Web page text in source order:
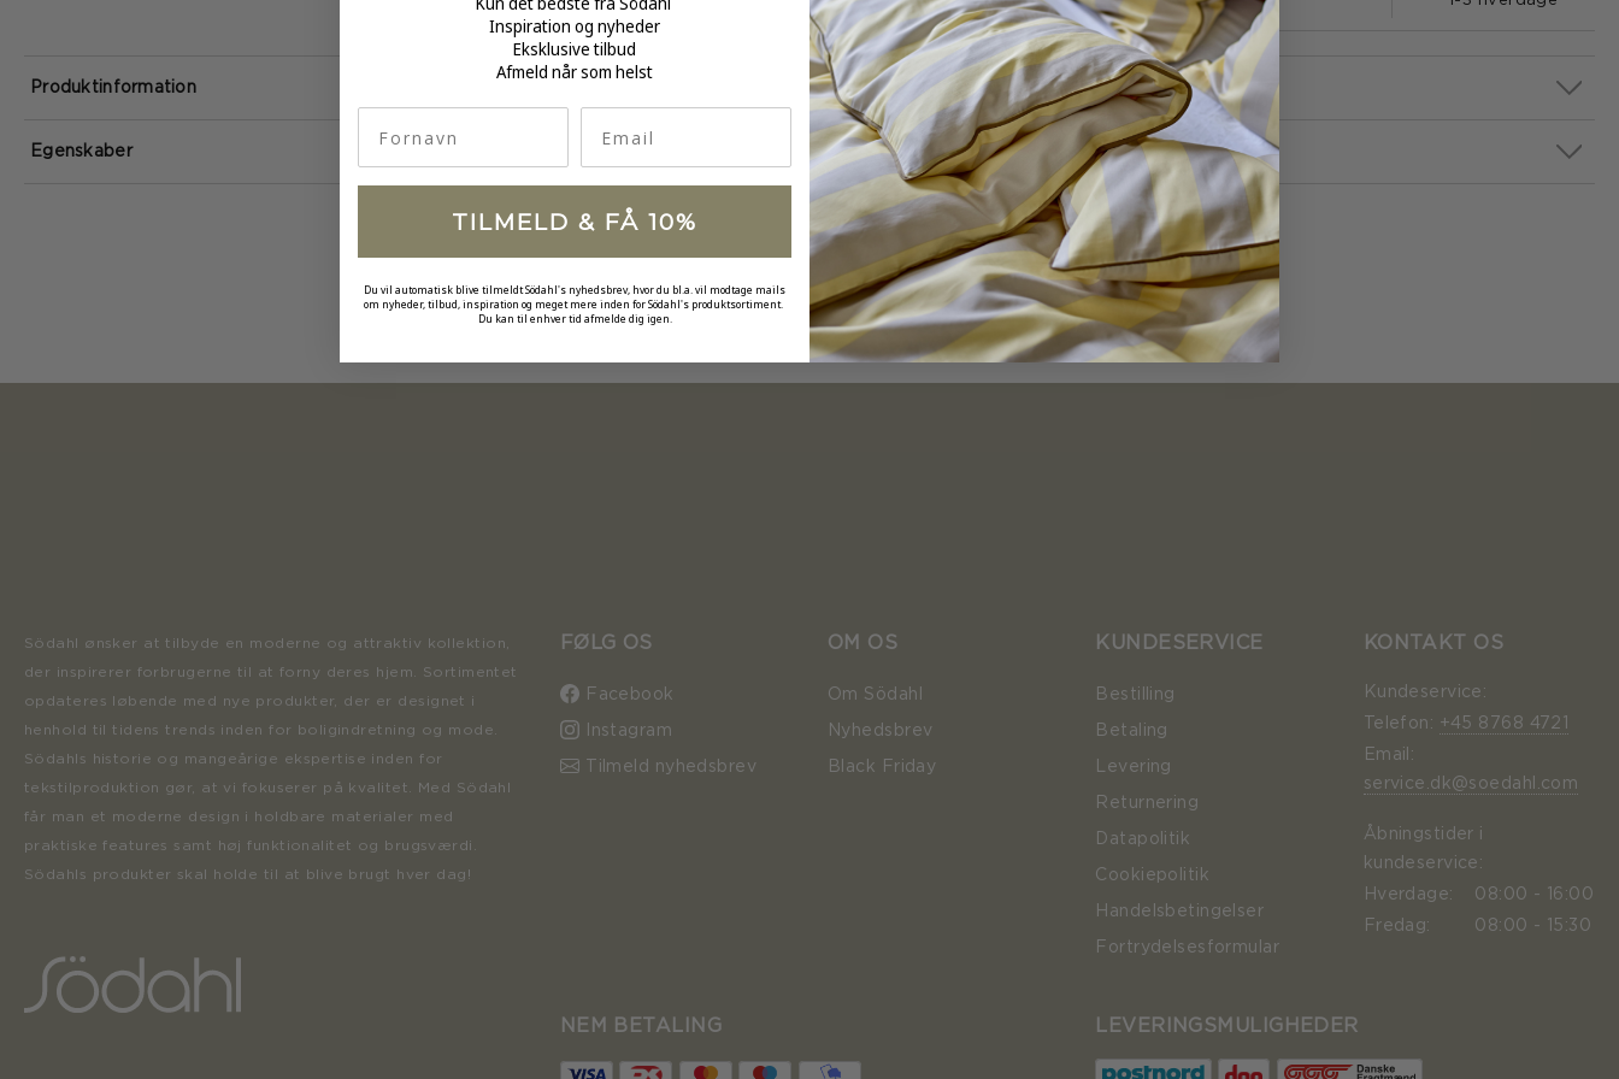
Egenskaber
Produktinformation
Södahl ønsker at tilbyde en moderne og attraktiv kollektion,
der inspirerer forbrugerne til at forny deres hjem. Sortimentet
opdateres løbende med nye produkter, der er designet i
henhold til tidens trends inden for boligindretning og mode.
Södahls historie og mangeårige ekspertise inden for
tekstilproduktion gør, at vi fokuserer på kvalitet. Med Södahl
får man et moderne design i holdbare materialer med
praktiske features samt høj funktionalitet og brugsværdi.
Södahls produkter skal holde til at blive brugt hver dag!
FØLG OS
Facebook
Instagram
Tilmeld nyhedsbrev
OM OS
Om Södahl
Nyhedsbrev
Black Friday
KUNDESERVICE
Bestilling
Betaling
Levering
Returnering
Datapolitik
Cookiepolitik
Handelsbetingelser
Fortrydelsesformular
KONTAKT OS
Kundeservice:
Telefon: +45 8768 4721
Email:
service.dk@soedahl.com
Åbningstider i
kundeservice:
Hverdage: 08:00 - 16:00
Fredag: 08:00 - 15:30
NEM BETALING LEVERINGSMULIGHEDER
Inspiration og nyheder
Eksklusive tilbud
Afmeld når som helst
TILMELD & FÅ 10%
Du vil automatisk blive tilmeldt Södahl's nyhedsbrev, hvor du bl.a. vil modtage mails
om nyheder, tilbud, inspiration og meget mere inden for Södahl's produktsortiment.
Du kan til enhver tid afmelde dig igen.